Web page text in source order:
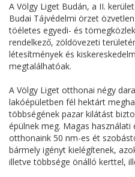
A Völgy Liget Budán, a II.
Budai Tájvédelmi örzet
töéletes egyedi- és
rendelkező, zöldövezeti
létesítmények és
megtalálhatóak.
A Völgy Liget otthonai négy
lakóépületben fél hektárt
többségének pazar kilátást
épülnek meg. Magas
otthonaink 50 nm-es ét
bármely igényt kielégítenek,
illetve többsége önálló kerttel,